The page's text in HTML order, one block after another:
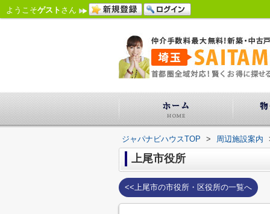
ようこそゲスト さん
ジャパナビハウスTOP > 周辺施設案内
上尾市役所
<<上尾市の市役所・区役所の一覧へ